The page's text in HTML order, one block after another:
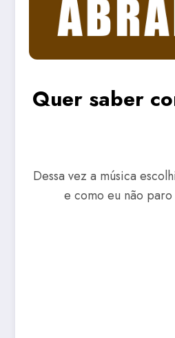
Quer saber
Dessa vez a música
e como eu não